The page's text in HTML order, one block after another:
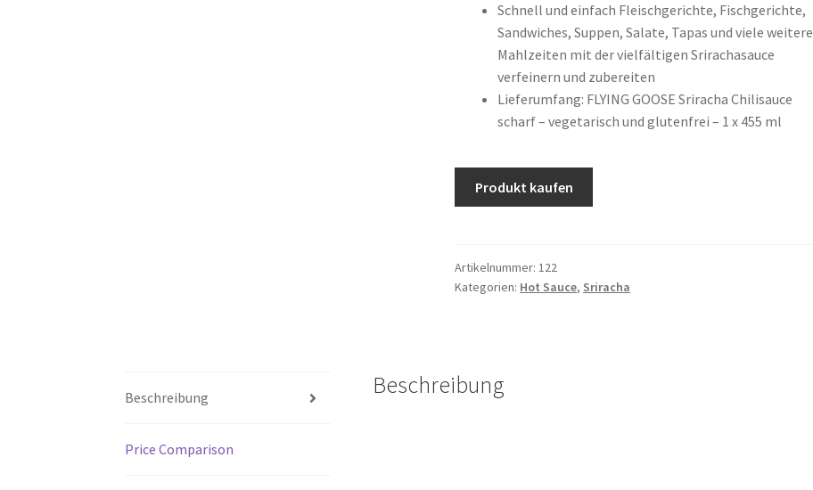
Schnell und einfach Fleischgerichte, Fischgerichte,
Sandwiches, Suppen, Salate, Tapas und viele weitere
Mahlzeiten mit der vielfältigen Srirachasauce
verfeinern und zubereiten
Lieferumfang: FLYING GOOSE Sriracha Chilisauce
scharf – vegetarisch und glutenfrei – 1 x 455 ml
Produkt kaufen
Artikelnummer:122
Kategorien: Hot Sauce, Sriracha
Beschreibung
Price Comparison
Beschreibung